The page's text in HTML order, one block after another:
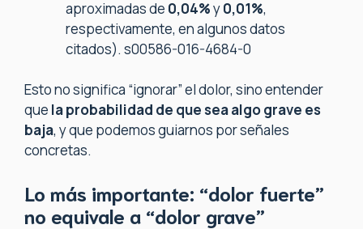
aproximadas de 0,04%y0,01%,
respectivamente, en algunos datos
citados). s00586-016-4684-0
Esto no significa “ignorar” el dolor, sino entender
que la probabilidad de que sea algo grave es
baja, y que podemos guiarnos por señales
concretas.
Lo más importante: “dolor fuerte”
no equivale a “dolor grave”